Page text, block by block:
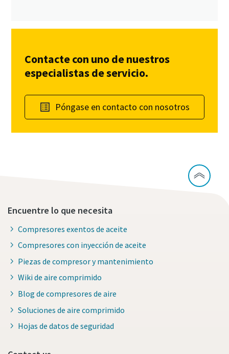
Contacte con uno de nuestros
especialistas de servicio.
Póngase en contacto con nosotros
Encuentre lo que necesita
Compresores exentos de aceite
Compresores con inyección de aceite
Piezas de compresor y mantenimiento
Wiki de aire comprimido
Blog de compresores de aire
Soluciones de aire comprimido
Hojas de datos de seguridad